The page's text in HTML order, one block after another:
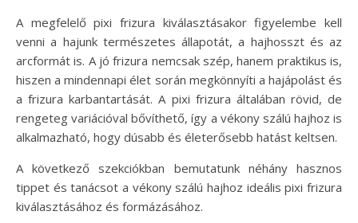
A megfelelő pixi frizura kiválasztásakor figyelembe kell
venni a hajunk természetes állapotát, a hajhosszt és az
arcformát is. A jó frizura nemcsak szép, hanem praktikus is,
hiszen a mindennapi élet során megkönnyíti a hajápolást és
a frizura karbantartását. A pixi frizura általában rövid, de
rengeteg variációval bővíthető, így a vékony szálú hajhoz is
alkalmazható, hogy dúsabb és életerősebb hatást keltsen.
A következő szekciókban bemutatunk néhány hasznos
tippet és tanácsot a vékony szálú hajhoz ideális pixi frizura
kiválasztásához és formázásához.